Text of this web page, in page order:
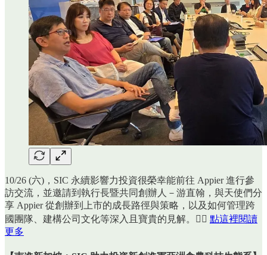
10/26 (六)，SIC 永續影響力投資很榮幸能前往 Appier 進行參
訪交流，並邀請到執行長暨共同創辦人－游直翰，與天使們分
享 Appier 從創辦到上市的成長路徑與策略，以及如何管理跨
國團隊、建構公司文化等深入且寶貴的見解。👉🏻 點這裡閱讀
更多